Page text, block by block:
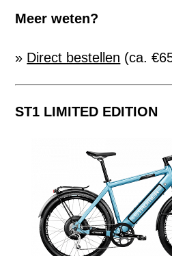
Meer weten?
» Direct bestellen (ca.
ST1 LIMITED EDITION